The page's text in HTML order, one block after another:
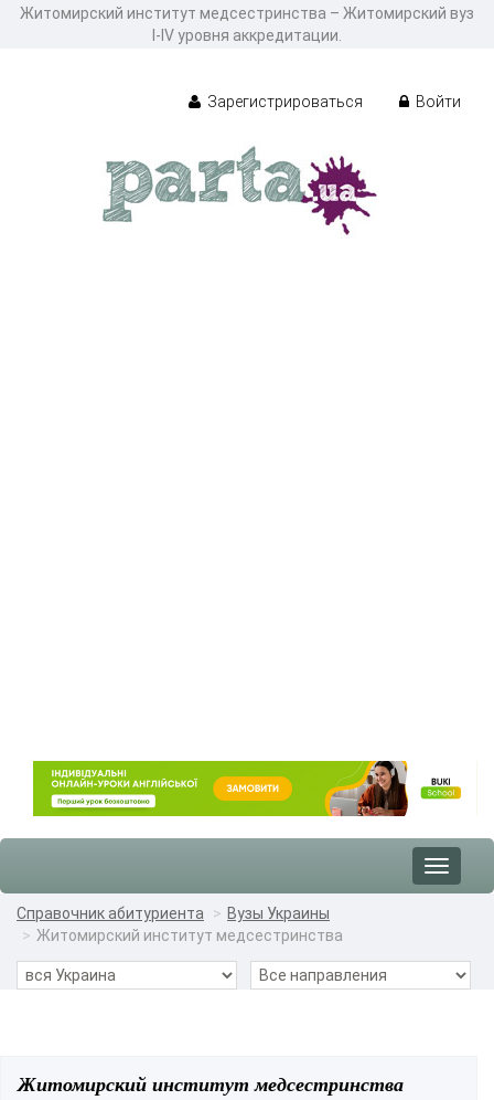
Житомирский институт медсестринства – Житомирский вуз
І-ІV уровня аккредитации.
Зарегистрироваться Войти
Toggle
Справочник абитуриента
Вузы Украины
Житомирский институт медсестринства
Житомирский институт медсестринства